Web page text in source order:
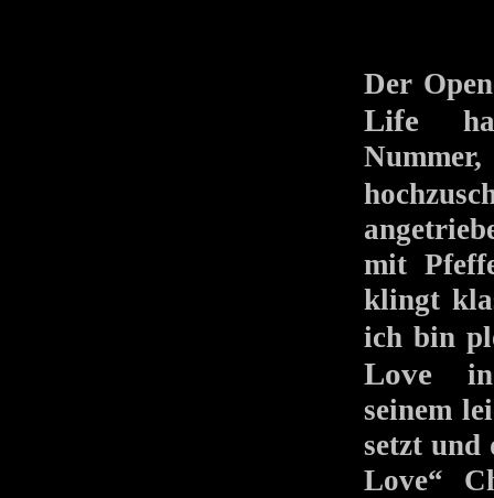
Der
Life
mit
klingt
ich bin
Love in
seinem
setzt und
Love“